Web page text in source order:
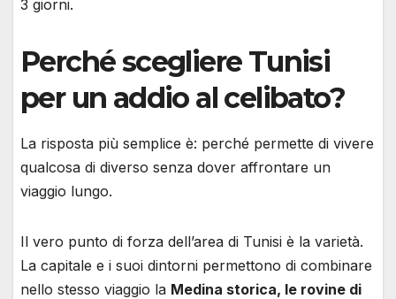
3 giorni.
Perché scegliere Tunisi
per un addio al celibato?
La risposta più semplice è: perché permette di vivere
qualcosa di diverso senza dover affrontare un
viaggio lungo.
Il vero punto di forza dell’area di Tunisi è la varietà.
La capitale e i suoi dintorni permettono di combinare
nello stesso viaggio la Medina storica, le rovine di